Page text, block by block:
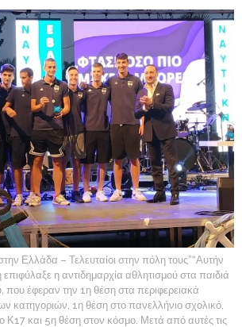
Ελλάδα – Τελευταίοι στην πόλη τους”“Αυτήν
επιφύλαξε η αντιδημαρχία αθλητισμού στα παιδιά
που έφεραν την 1η θέση στα περιφερειακά
κατηγοριών, 1η θέση στο πανελλήνιο σχολικό,
Κ17 και 5η θέση στον κόσμο. Μετά από αυτές τις